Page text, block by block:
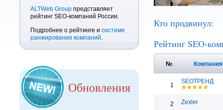
ALTWeb Group представляет
рейтинг SEO-компаний России.
Подробнее о рейтинге и системе
ранжирования компаний.
Обновления
Кто продвинул:
Рейтинг SEO-
№
1
SEOТРЕНД
2 Zexler